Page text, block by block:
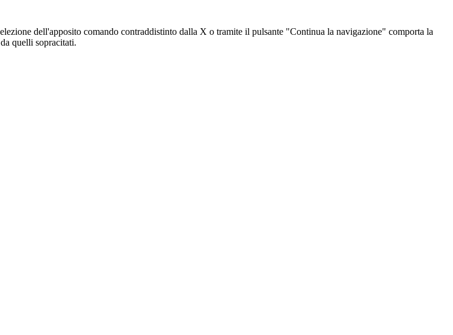
dell'apposito comando contraddistinto dalla X o tramite il pulsante "Continua la navigazione" comporta la
quelli sopracitati.